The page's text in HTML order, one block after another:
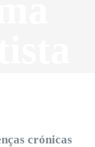
crónicas